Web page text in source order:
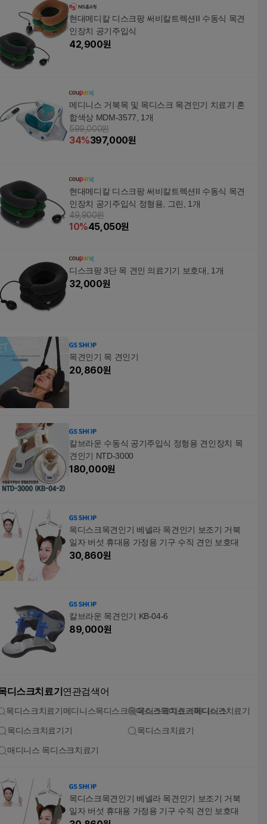
현대메디칼 디스크팡 써비칼트렉션II 수동식 목견
인장치 공기주입식
42,900원
메디니스 거북목 및 목디스크 목견인기 치료기 혼
합색상 MDM-3577, 1개
599,000원
34%397,000원
현대메디칼 디스크팡 써비칼트렉션II 수동식 목견
인장치 공기주입식 정형용, 그린, 1개
49,900원
10%45,050원
디스크팡 3단 목 견인 의료기기 보호대, 1개
32,000원
목견인기 목 견인기
20,860원
칼브라운 수동식 공기주입식 정형용 견인장치 목
견인기 NTD-3000
180,000원
목디스크목견인기 베넬라 목견인기 보조기 거북
일자 버섯 휴대용 가정용 기구 수직 견인 보호대
30,860원
칼브라운 목견인기 KB-04-6
89,000원
디스크치료기 연관검색어
목디스크치료기메디니스목디스크목디스크목디스크목디스크치료기
목디스크치료기메디니스
목디스크치료기기 목디스크치료기
매디니스 목디스크치료기
목디스크목견인기 베넬라 목견인기 보조기 거북
일자 버섯 휴대용 가정용 기구 수직 견인 보호대